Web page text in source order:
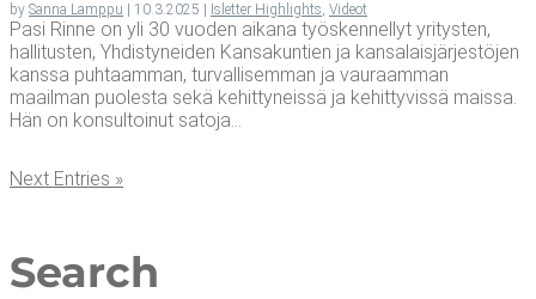
by Sanna Lamppu 10.3.2025 Isletter Highlights, Videot
Pasi Rinne on yli 30 vuoden aikana työskennellyt yritysten,
hallitusten, Yhdistyneiden Kansakuntien ja kansalaisjärjestöjen
kanssa puhtaamman, turvallisemman ja vauraamman
maailman puolesta sekä kehittyneissä ja kehittyvissä maissa.
Hän on konsultoinut satoja...
Next Entries »
Search